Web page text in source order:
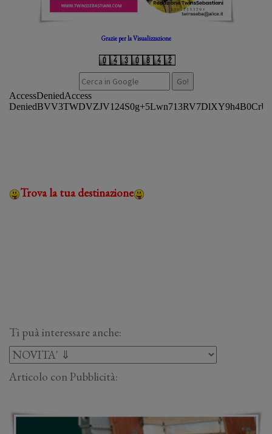
Grazie per la Visualizzazione
Trova la tua destinazione
Ti puà interessare anche:
Articolo con Pubblicità: